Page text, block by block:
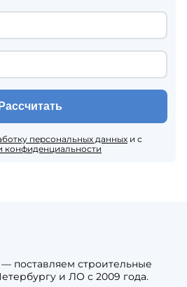
Рассчитать
персональных данных и с
конфиденциальности
поставляем строительные
и ЛО с 2009 года.